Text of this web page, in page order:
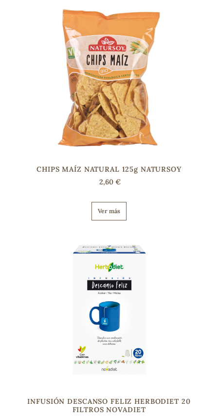
CHIPS MAÍZ NATURAL 125g NATURSOY
2,60 €
Ver más
INFUSIÓN DESCANSO FELIZ HERBODIET 20
FILTROS NOVADIET